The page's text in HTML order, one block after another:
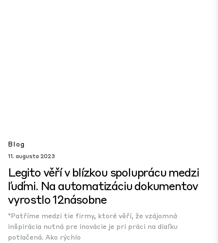
Blog
11. augusta 2023
Legito věří v blízkou spoluprácu medzi
ľuďmi. Na automatizáciu dokumentov
vyrostlo 12násobne
"Patříme medzi tie firmy, ktoré věří, že vzájomná
inšpirácia nutná pre inovácie je pri práci na diaľku
potlačená. Ako rýchlo